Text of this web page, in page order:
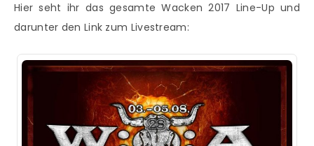
Hier seht ihr das gesamte Wacken 2017 Line-Up und
darunter den Link zum Livestream: